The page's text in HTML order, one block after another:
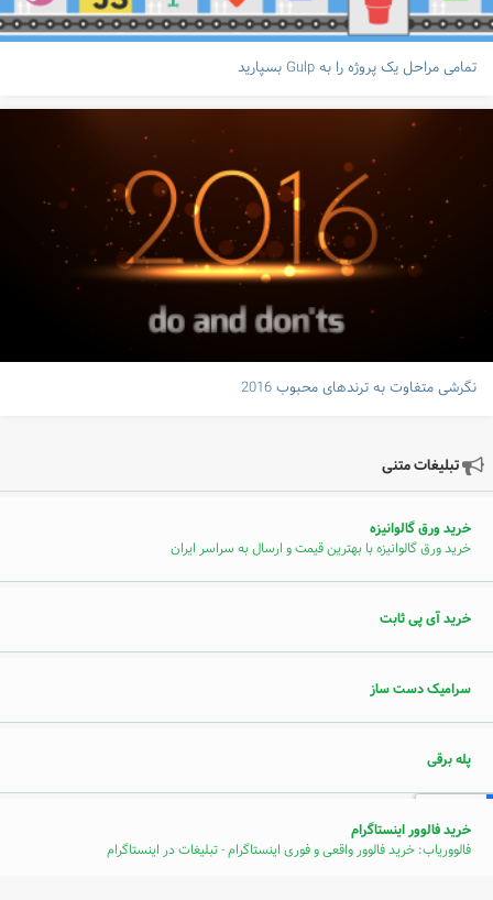
تمامی مراحل یک پروژه را به Gulp بسپارید
نگرشی متفاوت به ترندهای محبوب 2016
تبلیغات متنی
خرید ورق گالوانیزه
خرید ورق گالوانیزه با بهترین قیمت و ارسال به سراسر ایران
خرید آی پی ثابت
سرامیک دست ساز
پله برقی
خرید فالوور اینستاگرام
فالووریاب: خرید فالوور واقعی و فوری اینستاگرام - تبلیغات در اینستاگرام